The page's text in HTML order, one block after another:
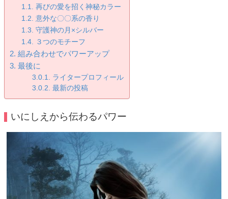
再びの愛を招く神秘カラー
意外な〇〇系の香り
守護神の月×シルバー
３つのモチーフ
組み合わせでパワーアップ
最後に
ライタープロフィール
最新の投稿
いにしえから伝わるパワー